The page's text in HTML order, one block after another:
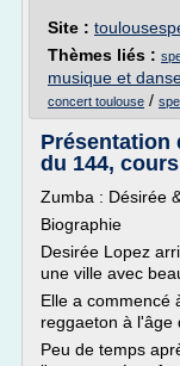
Site :
Thèmes liés :
musique et
concert toulouse /
Présentation
du 144,
Zumba : Désirée
Biographie
Desirée Lopez
une ville avec
Elle a commencé
reggaeton à l'âge
Peu de temps